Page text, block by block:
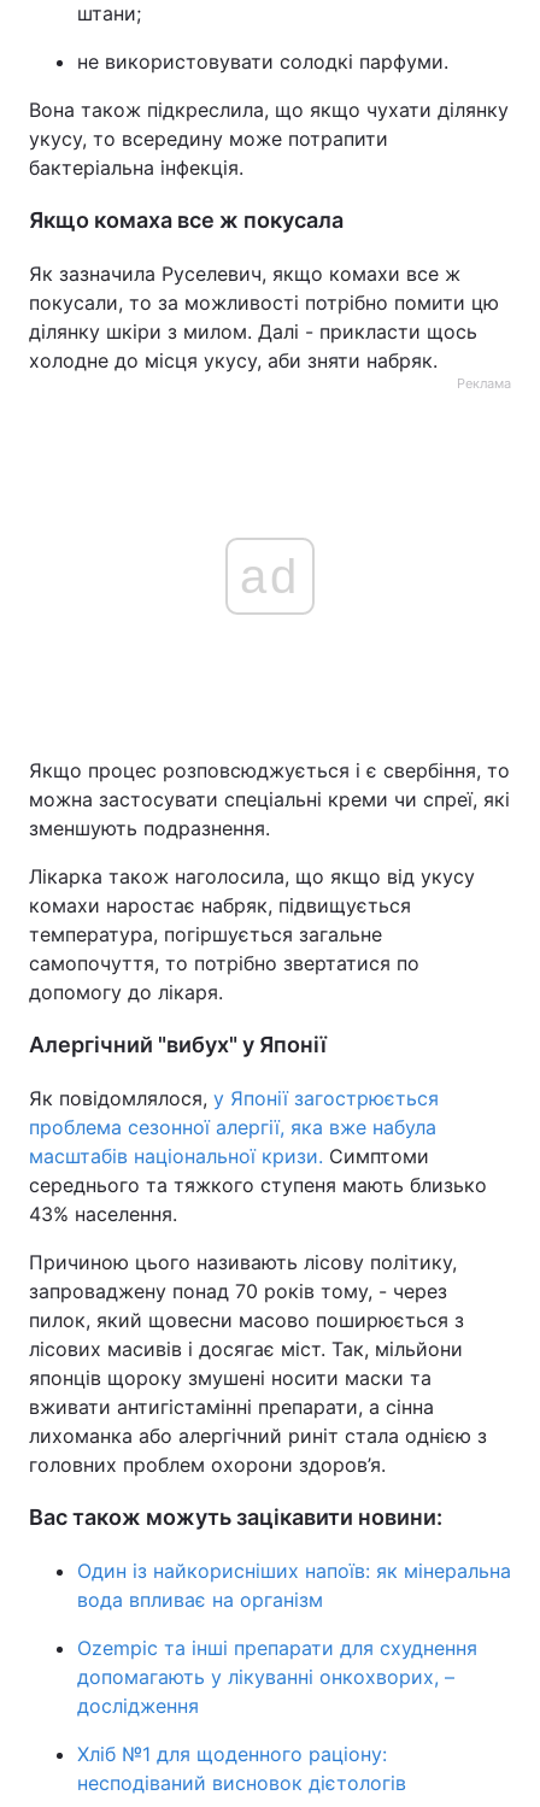
штани;
не використовувати солодкі парфуми.
Вона також підкреслила, що якщо чухати ділянку
укусу, то всередину може потрапити
бактеріальна інфекція.
Якщо комаха все ж покусала
Як зазначила Руселевич, якщо комахи все ж
покусали, то за можливості потрібно помити цю
ділянку шкіри з милом. Далі - прикласти щось
холодне до місця укусу, аби зняти набряк.
Реклама
ad
Якщо процес розповсюджується і є свербіння, то
можна застосувати спеціальні креми чи спреї, які
зменшують подразнення.
Лікарка також наголосила, що якщо від укусу
комахи наростає набряк, підвищується
температура, погіршується загальне
самопочуття, то потрібно звертатися по
допомогу до лікаря.
Алергічний "вибух" у Японії
Як повідомлялося, у Японії загострюється
проблема сезонної алергії, яка вже набула
масштабів національної кризи. Симптоми
середнього та тяжкого ступеня мають близько
43% населення.
Причиною цього називають лісову політику,
запроваджену понад 70 років тому, - через
пилок, який щовесни масово поширюється з
лісових масивів і досягає міст. Так, мільйони
японців щороку змушені носити маски та
вживати антигістамінні препарати, а сінна
лихоманка або алергічний риніт стала однією з
головних проблем охорони здоров’я.
Вас також можуть зацікавити новини:
Один із найкорисніших напоїв: як мінеральна
вода впливає на організм
Ozempic та інші препарати для схуднення
допомагають у лікуванні онкохворих, –
дослідження
Хліб №1 для щоденного раціону:
несподіваний висновок дієтологів